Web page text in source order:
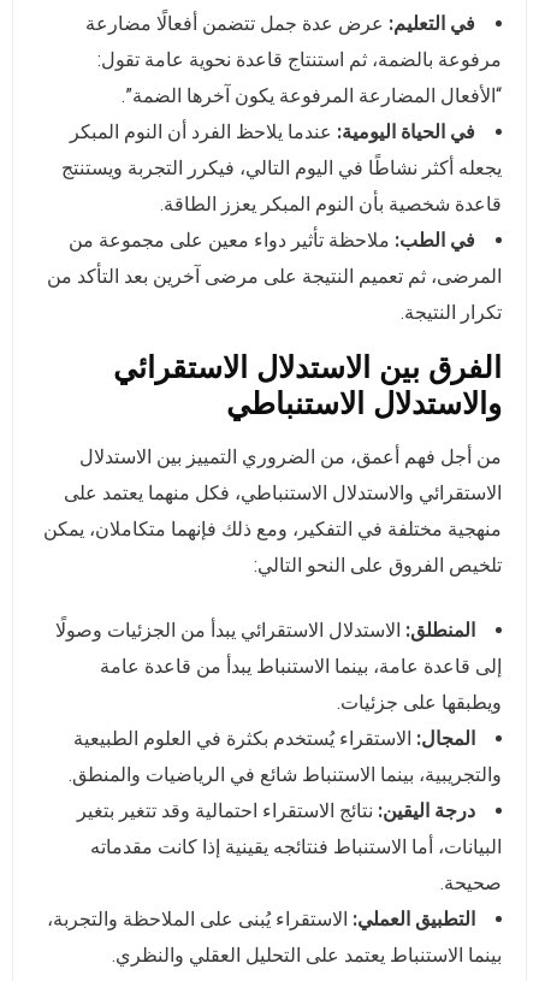
في التعليم: عرض عدة جمل تتضمن أفعالًا مضارعة
مرفوعة بالضمة، ثم استنتاج قاعدة نحوية عامة تقول:
“الأفعال المضارعة المرفوعة يكون آخرها الضمة”.
في الحياة اليومية: عندما يلاحظ الفرد أن النوم المبكر
يجعله أكثر نشاطًا في اليوم التالي، فيكرر التجربة ويستنتج
قاعدة شخصية بأن النوم المبكر يعزز الطاقة.
في الطب: ملاحظة تأثير دواء معين على مجموعة من
المرضى، ثم تعميم النتيجة على مرضى آخرين بعد التأكد من
تكرار النتيجة.
الفرق بين الاستدلال الاستقرائي
والاستدلال الاستنباطي
من أجل فهم أعمق، من الضروري التمييز بين الاستدلال
الاستقرائي والاستدلال الاستنباطي، فكل منهما يعتمد على
منهجية مختلفة في التفكير، ومع ذلك فإنهما متكاملان، يمكن
تلخيص الفروق على النحو التالي:
المنطلق: الاستدلال الاستقرائي يبدأ من الجزئيات وصولًا
إلى قاعدة عامة، بينما الاستنباط يبدأ من قاعدة عامة
ويطبقها على جزئيات.
المجال: الاستقراء يُستخدم بكثرة في العلوم الطبيعية
والتجريبية، بينما الاستنباط شائع في الرياضيات والمنطق.
درجة اليقين: نتائج الاستقراء احتمالية وقد تتغير بتغير
البيانات، أما الاستنباط فنتائجه يقينية إذا كانت مقدماته
صحيحة.
التطبيق العملي: الاستقراء يُبنى على الملاحظة والتجربة،
بينما الاستنباط يعتمد على التحليل العقلي والنظري.